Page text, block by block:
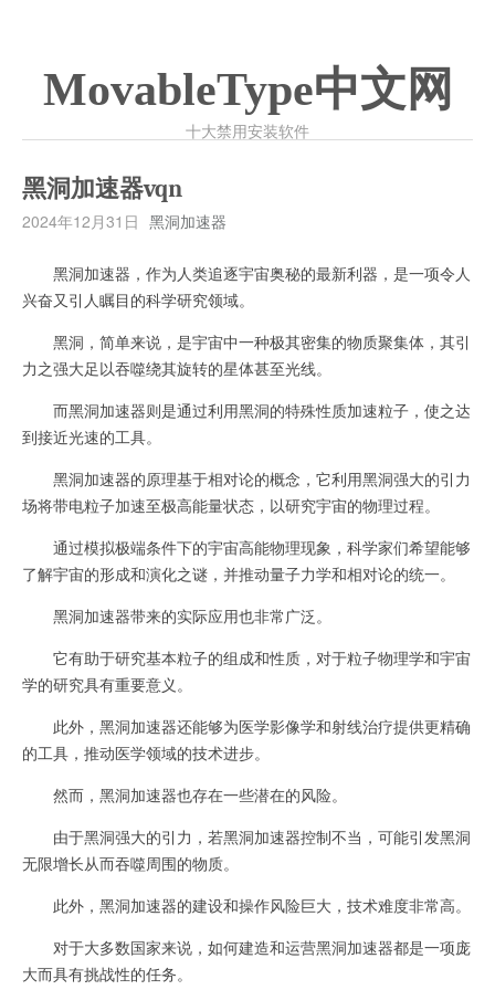
MovableType中文网
十大禁用安装软件
黑洞加速器vqn
2024年12月31日 黑洞加速器
黑洞加速器，作为人类追逐宇宙奥秘的最新利器，是一项令人
兴奋又引人瞩目的科学研究领域。
黑洞，简单来说，是宇宙中一种极其密集的物质聚集体，其引
力之强大足以吞噬绕其旋转的星体甚至光线。
而黑洞加速器则是通过利用黑洞的特殊性质加速粒子，使之达
到接近光速的工具。
黑洞加速器的原理基于相对论的概念，它利用黑洞强大的引力
场将带电粒子加速至极高能量状态，以研究宇宙的物理过程。
通过模拟极端条件下的宇宙高能物理现象，科学家们希望能够
了解宇宙的形成和演化之谜，并推动量子力学和相对论的统一。
黑洞加速器带来的实际应用也非常广泛。
它有助于研究基本粒子的组成和性质，对于粒子物理学和宇宙
学的研究具有重要意义。
此外，黑洞加速器还能够为医学影像学和射线治疗提供更精确
的工具，推动医学领域的技术进步。
然而，黑洞加速器也存在一些潜在的风险。
由于黑洞强大的引力，若黑洞加速器控制不当，可能引发黑洞
无限增长从而吞噬周围的物质。
此外，黑洞加速器的建设和操作风险巨大，技术难度非常高。
对于大多数国家来说，如何建造和运营黑洞加速器都是一项庞
大而具有挑战性的任务。